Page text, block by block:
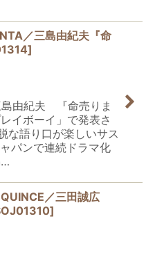
／三島由紀夫『命
]
由紀夫 『命売りま
イボーイ」で発表さ
な語り口が楽しいサス
パンで連続ドラマ化
／三田誠広
]